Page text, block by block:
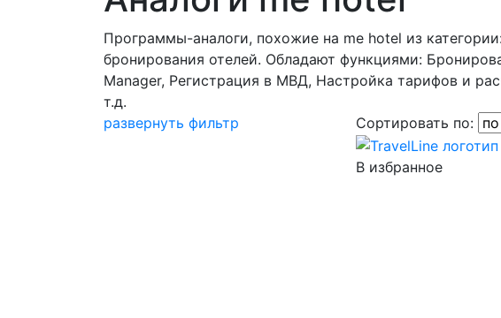
Программы-аналоги, похожие на me hotel из
бронирования отелей. Обладают функциями:
Manager, Регистрация в МВД, Настройка тарифов и
т.д.
развернуть фильтр
Сортировать по:
В избранное